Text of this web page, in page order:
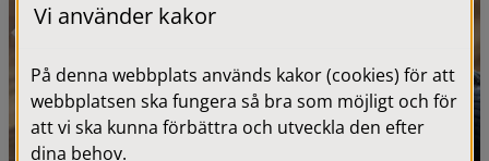
Vi använder kakor
På denna webbplats används kakor (cookies) för att
webbplatsen ska fungera så bra som möjligt och för
att vi ska kunna förbättra och utveckla den efter
dina behov.